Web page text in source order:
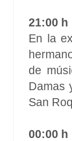
21:00 h
En la
de
Damas
San
00:00 h